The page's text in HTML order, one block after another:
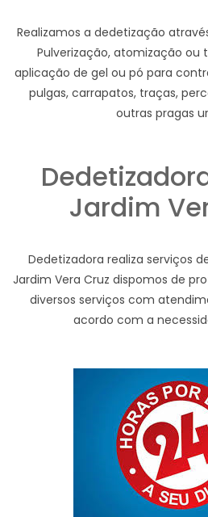
Realizamos a dedetização
Pulverização, atomização ou
aplicação de gel ou pó para
pulgas, carrapatos, traças,
outras pragas
Jardim
Dedetizadora realiza serviços
Jardim Vera Cruz dispomos de
diversos serviços com
acordo com a